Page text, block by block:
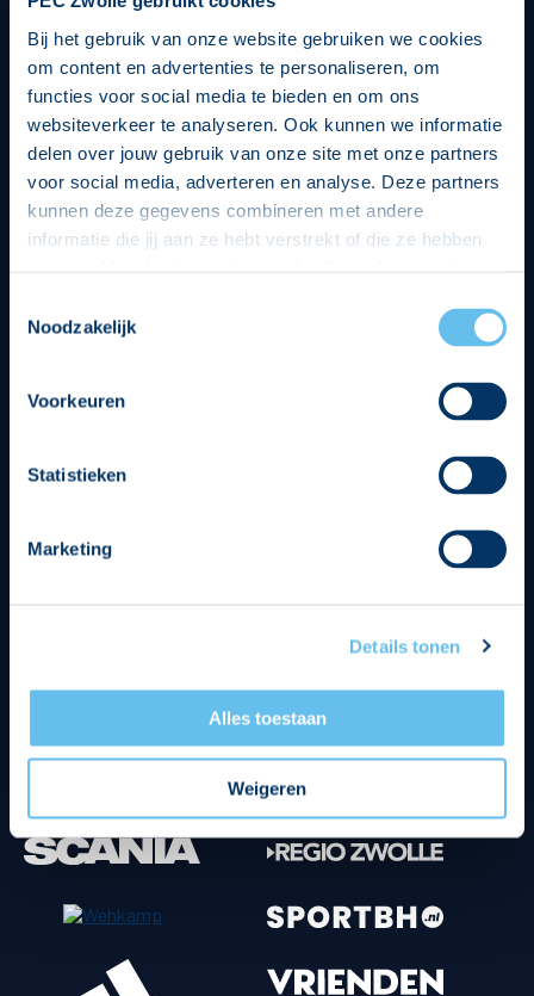
Bij het gebruik van onze website gebruiken we cookies
om content en advertenties te personaliseren, om
functies voor social media te bieden en om ons
websiteverkeer te analyseren. Ook kunnen we informatie
delen over jouw gebruik van onze site met onze partners
voor social media, adverteren en analyse. Deze partners
kunnen deze gegevens combineren met andere
informatie die jij aan ze hebt verstrekt of die ze hebben
op een veilige en integere wijze. Je kunt je toestemming
beheren op de privacy- en cookieverklaring pagina.
Noodzakelijk
Voorkeuren
Statistieken
Marketing
Details tonen
Alles toestaan
Weigeren